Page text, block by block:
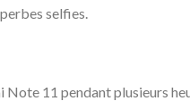
selfies.
11 pendant plusieurs